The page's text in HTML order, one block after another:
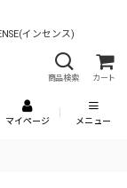
インセンス)
商品検索 カート
マイページ メニュー